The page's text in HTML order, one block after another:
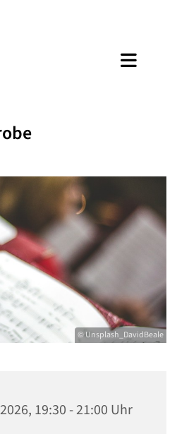
© Unsplash_DavidBeale
19:30 - 21:00 Uhr